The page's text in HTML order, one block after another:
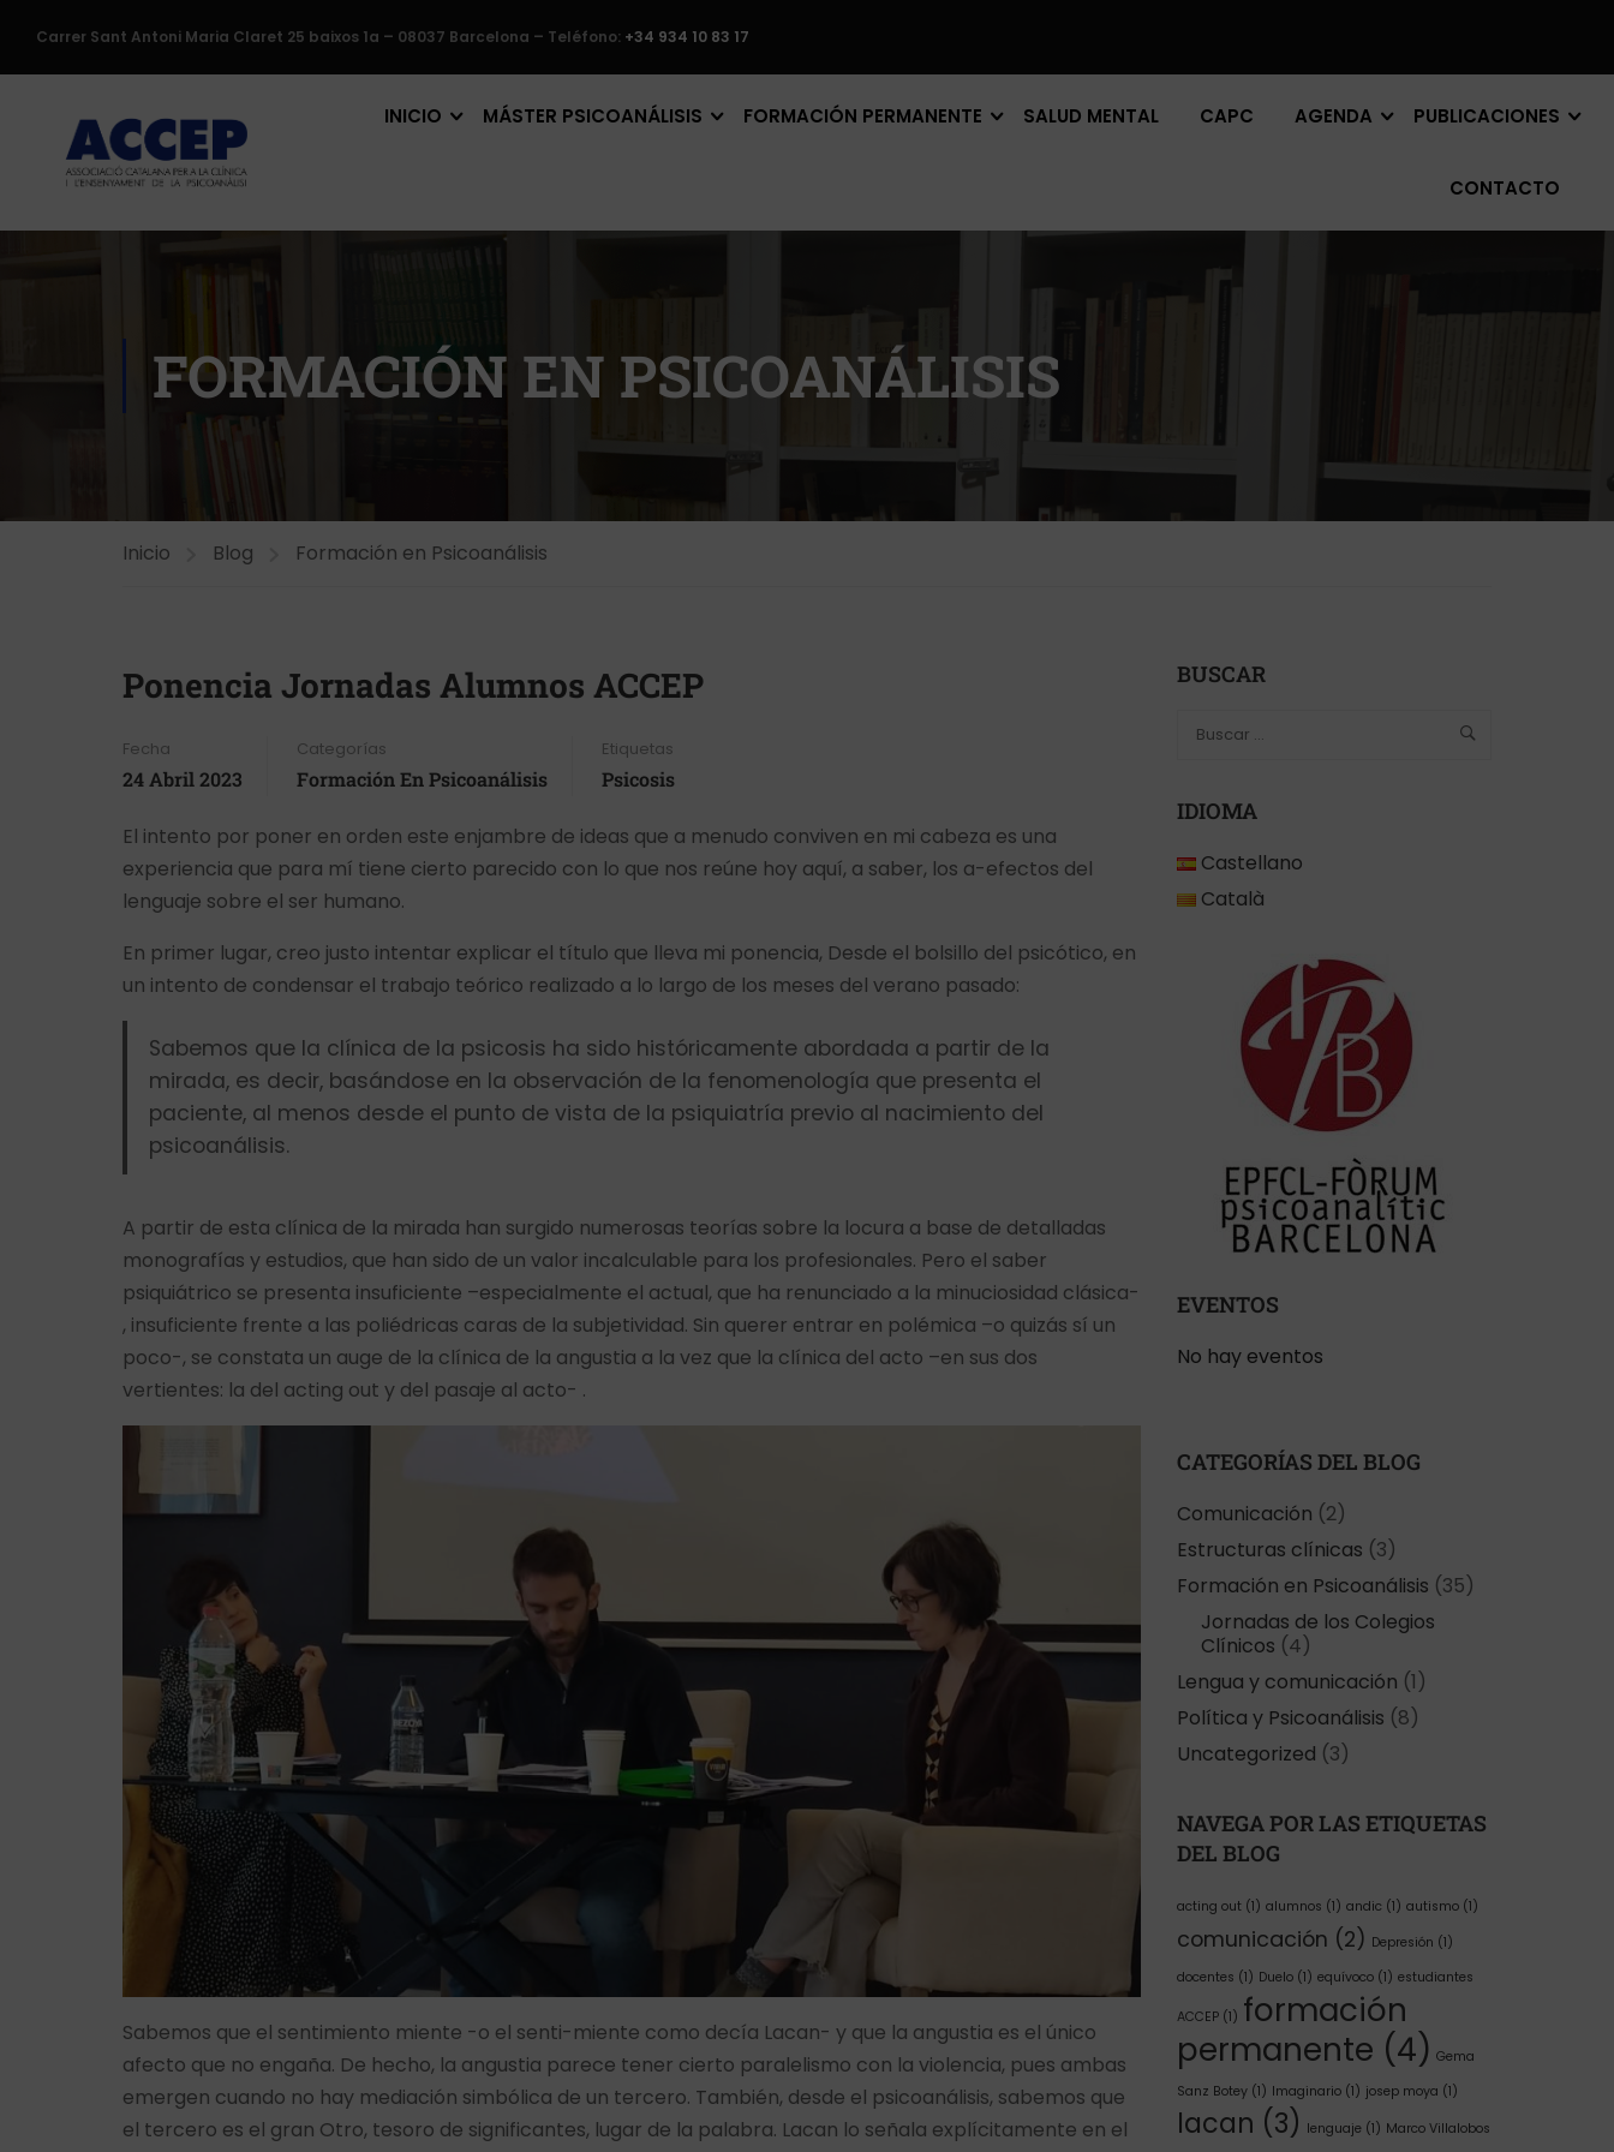
Carrer Sant Antoni Maria Claret 25 baixos 1a – 08037 Barcelona – Teléfono: +34 934 10 83 17
INICIO MÁSTER PSICOANÁLISIS FORMACIÓN PERMANENTE SALUD MENTAL CAPC AGENDA PUBLICACIONES
CONTACTO
FORMACIÓN EN PSICOANÁLISIS
Inicio Blog Formación en Psicoanálisis
Ponencia Jornadas Alumnos ACCEP
Fecha
24 Abril 2023
Categorías
Formación En Psicoanálisis
Etiquetas
Psicosis
El intento por poner en orden este enjambre de ideas que a menudo conviven en mi cabeza es una
experiencia que para mí tiene cierto parecido con lo que nos reúne hoy aquí, a saber, los a-efectos del
lenguaje sobre el ser humano.
En primer lugar, creo justo intentar explicar el título que lleva mi ponencia, Desde el bolsillo del psicótico, en
un intento de condensar el trabajo teórico realizado a lo largo de los meses del verano pasado:
Sabemos que la clínica de la psicosis ha sido históricamente abordada a partir de la
mirada, es decir, basándose en la observación de la fenomenología que presenta el
paciente, al menos desde el punto de vista de la psiquiatría previo al nacimiento del
psicoanálisis.
A partir de esta clínica de la mirada han surgido numerosas teorías sobre la locura a base de detalladas
monografías y estudios, que han sido de un valor incalculable para los profesionales. Pero el saber
psiquiátrico se presenta insuficiente –especialmente el actual, que ha renunciado a la minuciosidad clásica-
, insuficiente frente a las poliédricas caras de la subjetividad. Sin querer entrar en polémica –o quizás sí un
poco-, se constata un auge de la clínica de la angustia a la vez que la clínica del acto –en sus dos
vertientes: la del acting out y del pasaje al acto- .
Sabemos que el sentimiento miente -o el senti-miente como decía Lacan- y que la angustia es el único
afecto que no engaña. De hecho, la angustia parece tener cierto paralelismo con la violencia, pues ambas
emergen cuando no hay mediación simbólica de un tercero. También, desde el psicoanálisis, sabemos que
el tercero es el gran Otro, tesoro de significantes, lugar de la palabra. Lacan lo señala explícitamente en el
BUSCAR
IDIOMA
Castellano
Català
EVENTOS
No hay eventos
CATEGORÍAS DEL BLOG
Comunicación (2)
Estructuras clínicas (3)
Formación en Psicoanálisis (35)
Jornadas de los Colegios
Clínicos (4)
Lengua y comunicación (1)
Política y Psicoanálisis (8)
Uncategorized (3)
NAVEGA POR LAS ETIQUETAS
DEL BLOG
acting out(1) alumnos (1) andic (1) autismo(1)
comunicación (2) Depresión (1)
docentes (1) Duelo(1) equívoco(1) estudiantes
ACCEP(1) formación
permanente (4) Gema
Sanz Botey(1) Imaginario(1) josep moya (1)
lacan (3) lenguaje(1) Marco Villalobos